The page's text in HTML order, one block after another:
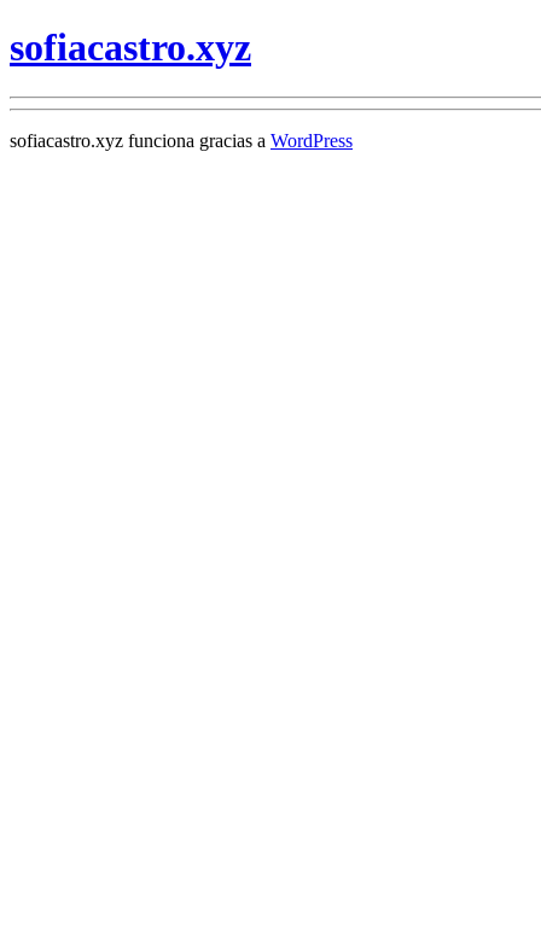
sofiacastro.xyz
sofiacastro.xyz funciona gracias a WordPress